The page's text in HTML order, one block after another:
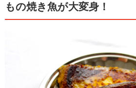
もの焼き魚が大変身！